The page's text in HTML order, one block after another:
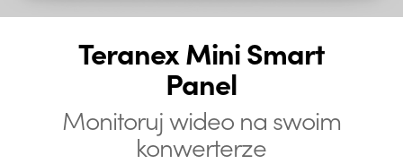
Teranex Mini Smart
Panel
Monitoruj wideo na swoim
konwerterze